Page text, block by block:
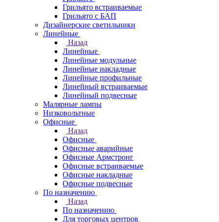
Грильято встраиваемые
Грильято с БАП
Дизайнерские светильники
Линейные
Назад
Линейные
Линейные модульные
Линейные накладные
Линейные профильные
Линейный встраиваемые
Линейный подвесные
Малярные лампы
Низковольтные
Офисные
Назад
Офисные
Офисные аварийные
Офисные Армстронг
Офисные встраиваемые
Офисные накладные
Офисные подвесные
По назначению
Назад
По назначению
Для торговых центров